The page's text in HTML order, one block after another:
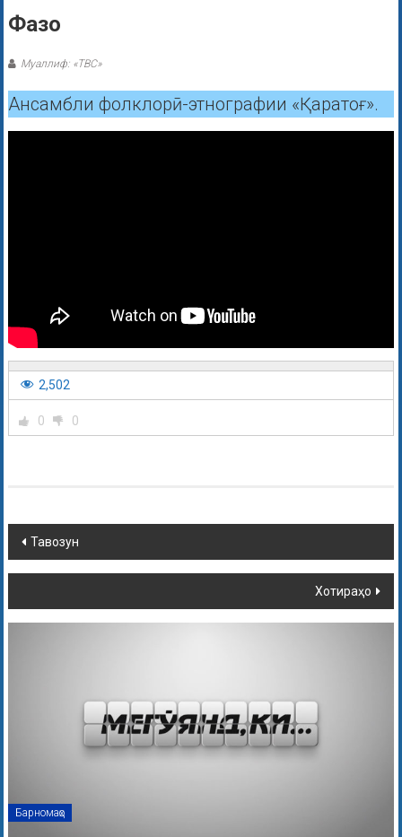
Фазо
Муаллиф: «ТВС»
Ансамбли фолклорӣ-этнографии «Қаратоғ».
2,502
0 0
Тавозун
Хотираҳо
Барномаҳо